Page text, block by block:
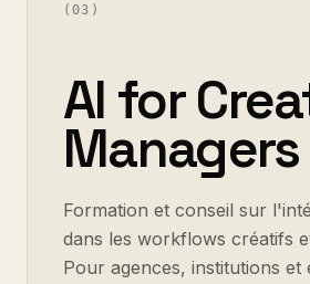
(03 )
AI for
Managers
Formation et conseil sur
dans les workflows créatifs
Pour agences, institutions et